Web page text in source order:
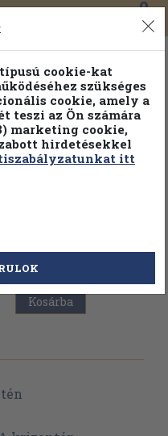
0
kiadványunk közül
Kosárba
cookie-kat
szükséges
cookie, amely a
teszi az Ön számára
marketing cookie,
hirdetésekkel
itt